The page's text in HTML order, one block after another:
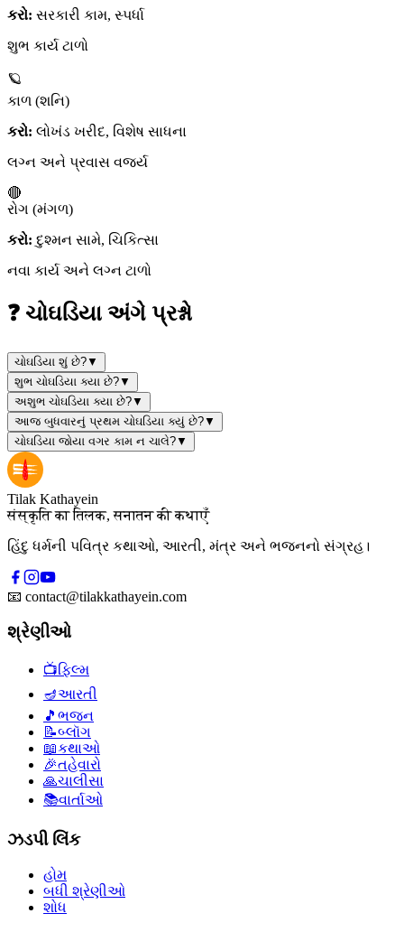
કરો: સરકારી કામ, સ્પર્ધા
શુભ કાર્ય ટાળો
🪐
કાળ (શનિ)
કરો: લોખંડ ખરીદ, વિશેષ સાધના
લગ્ન અને પ્રવાસ વર્જ્ય
🔴
રોગ (મંગળ)
કરો: દુશ્મન સામે, ચિકિત્સા
નવા કાર્ય અને લગ્ન ટાળો
❓ ચોઘડિયા અંગે પ્રશ્નો
ચોઘડિયા શું છે?▼
શુભ ચોઘડિયા ક્યા છે?▼
અશુભ ચોઘડિયા ક્યા છે?▼
આજ બુધવારનું પ્રથમ ચોઘડિયા ક્યું છે?▼
ચોઘડિયા જોયા વગર કામ ન ચાલે?▼
Tilak Kathayein
संस्कृति का तिलक, सनातन की कथाएँ
હિંદુ ધર્મની પવિત્ર કથાઓ, આરતી, મંત્ર અને ભજનનો સંગ્રહ।
📧 contact@tilakkathayein.com
શ્રેણીઓ
📺ફિલ્મ
🪔આરતી
🎵 ભજન
📝બ્લૉગ
📖કથાઓ
🎉તહેવારો
🙏ચાલીસા
📚વાર્તાઓ
ઝડપી લિંક
હોમ
બધી શ્રેણીઓ
શોધ